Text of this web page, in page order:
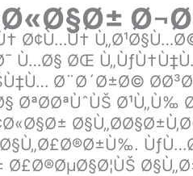
Ø¢Ù…Ù†
Ù…Ø§ ØŒ
Ø¨Ø´Ø±Ø©
ØªØ­ØªÙˆÙŠ Ø¹Ù„Ù‰